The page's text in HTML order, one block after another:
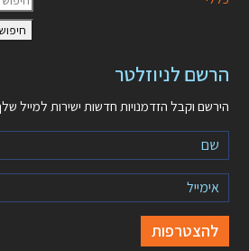
הרשם לניוזלטר
הירשם וקבל הזדמנויות חדשות ישירות למייל